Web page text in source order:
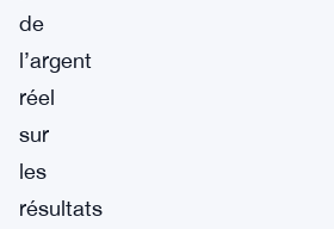
de
l’argent
réel
sur
les
résultats